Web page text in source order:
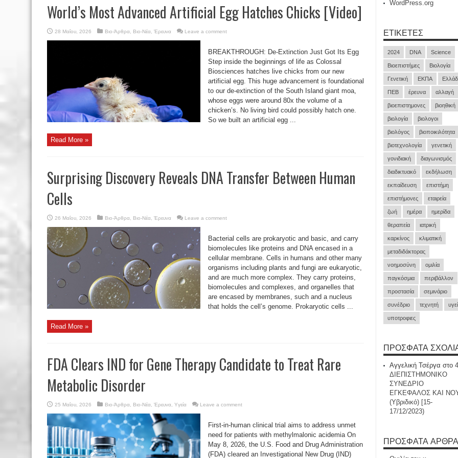
World’s Most Advanced Artificial Egg Hatches Chicks [Video]
28 Μαΐου, 2026 Βιο-Άρθρα Βιο-Νέα Έρευνα Leave a comment
BREAKTHROUGH: De-Extinction Just Got Its Egg
Step inside the beginnings of life as Colossal
Biosciences hatches live chicks from our new
artificial egg. This huge advancement is foundational
to our de-extinction of the South Island giant moa,
whose eggs were around 80x the volume of a
chicken’s. No living bird could possibly hatch one.
So we built an artificial egg ...
Read More »
Surprising Discovery Reveals DNA Transfer Between Human
Cells
26 Μαΐου, 2026 Βιο-Άρθρα Βιο-Νέα Έρευνα Leave a comment
Bacterial cells are prokaryotic and basic, and carry
biomolecules like proteins and DNA encased in a
cellular membrane. Cells in humans and other many
organisms including plants and fungi are eukaryotic,
and are much more complex. They carry proteins,
biomolecules and complexes, and organelles that
are encased by membranes, such and a nucleus
that holds the cell’s genome. Prokaryotic cells ...
Read More »
FDA Clears IND for Gene Therapy Candidate to Treat Rare
Metabolic Disorder
25 Μαΐου, 2026 Βιο-Άρθρα Βιο-Νέα Έρευνα Υγεία Leave a comment
First-in-human clinical trial aims to address unmet
need for patients with methylmalonic acidemia On
May 8, 2026, the U.S. Food and Drug Administration
(FDA) cleared an Investigational New Drug (IND)
WordPress.org
ΕΤΙΚΈΤΕΣ
2024 DNA Science
Βιοεπιστήμες Βιολογία
Γενετική ΕΚΠΑ
ΠΕΒ έρευνα αλλαγή
βιοεπιστημονες βιοηθική
βιολογία βιολογοι
βιολόγος βιοποικιλότητα
βιοτεχνολογία γενετική
γονιδιακή διαγωνισμός
διαδικτυακό εκδήλωση
εκπαίδευση επιστήμη
επιστήμονες εταιρεία
ζωή ημέρα ημερίδα
θεραπεία ιατρική
καρκίνος κλιματική
μεταδιδάκτορας
νοημοσύνη ομιλία
παγκόσμια περιβάλλον
προστασία σεμινάριο
συνέδριο τεχνητή
υποτροφιες
ΠΡΌΣΦΑΤΑ
Αγγελική Τσέργα στο
ΔΙΕΠΙΣΤΗΜΟΝΙΚΟ
ΣΥΝΕΔΡΙΟ
ΕΓΚΕΦΑΛΟΣ ΚΑΙ
(Υβριδικό) [15-
17/12/2023)
ΠΡΌΣΦΑΤΑ ΆΡΘΡΑ